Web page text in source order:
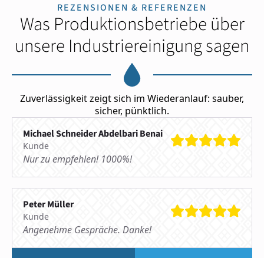
REZENSIONEN & REFERENZEN
Was Produktionsbetriebe über
unsere Industriereinigung sagen
Zuverlässigkeit zeigt sich im Wiederanlauf: sauber,
sicher, pünktlich.
Michael Schneider Abdelbari Benai
Kunde
Nur zu empfehlen! 1000%!
Peter Müller
Kunde
Angenehme Gespräche. Danke!